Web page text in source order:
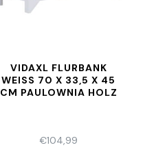
VIDAXL FLURBANK
WEISS 70 X 33,5 X 45 C
M PAULOWNIA HOLZ
€104,99